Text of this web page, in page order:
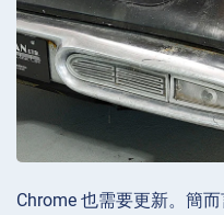
Chrome 也需要更新。簡